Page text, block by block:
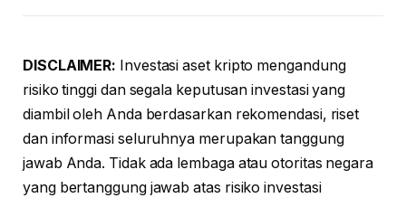
DISCLAIMER: Investasi aset kripto mengandung
risiko tinggi dan segala keputusan investasi yang
diambil oleh Anda berdasarkan rekomendasi, riset
dan informasi seluruhnya merupakan tanggung
jawab Anda. Tidak ada lembaga atau otoritas negara
yang bertanggung jawab atas risiko investasi